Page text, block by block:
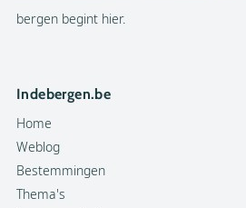
bergen begint hier.
Indebergen.be
Home
Weblog
Bestemmingen
Thema's